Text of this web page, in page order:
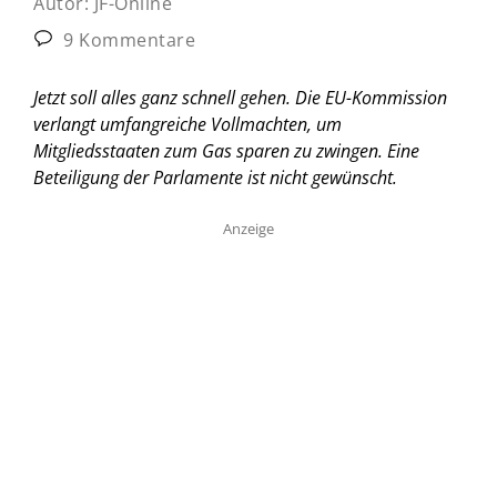
9 Kommentare
Jetzt soll alles ganz schnell gehen. Die EU-Kommission
verlangt umfangreiche Vollmachten, um
Mitgliedsstaaten zum Gas sparen zu zwingen. Eine
Beteiligung der Parlamente ist nicht gewünscht.
Anzeige